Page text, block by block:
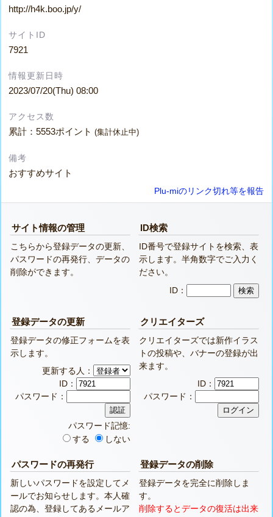
http://h4k.boo.jp/y/
サイトID
7921
情報更新日時
2023/07/20(Thu) 08:00
アクセス数
累計：5553ポイント(集計休止中)
備考
おすすめサイト
Plu-miのリンク切れ等を報告
サイト情報の管理
こちらから登録データの更新、
パスワードの再発行、データの
削除ができます。
ID検索
ID番号で登録サイトを検索、表
示します。半角数字でご入力く
ださい。
ID：
登録データの更新
登録データの修正フォームを表
示します。
更新する人：
ID：
パスワード：
パスワード記憶:
する
しない
クリエイターズ
クリエイターズでは新作イラス
トの投稿や、バナーの登録が出
来ます。
ID：
パスワード：
パスワードの再発行
新しいパスワードを設定してメ
ールでお知らせします。本人確
認の為、登録してあるメールア
登録データの削除
登録データを完全に削除しま
す。
削除するとデータの復活は出来